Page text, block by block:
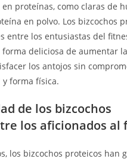
proteínas, como claras de
en polvo. Los bizcochos
entre los entusiastas del
deliciosa de aumentar
los antojos sin
forma física.
de los bizcochos
los aficionados al
los bizcochos proteicos han